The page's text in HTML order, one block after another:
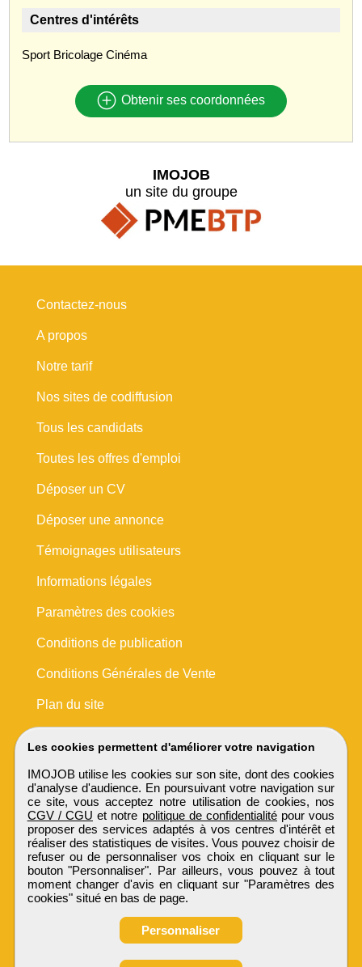
Centres d'intérêts
Sport Bricolage Cinéma
Obtenir ses coordonnées
Les cookies permettent d'améliorer votre navigation
IMOJOB utilise les cookies sur son site, dont des cookies
d'analyse d'audience. En poursuivant votre navigation sur
ce site, vous acceptez notre utilisation de cookies, nos
CGV / CGU et notre politique de confidentialité pour vous
proposer des services adaptés à vos centres d'intérêt et
réaliser des statistiques de visites. Vous pouvez choisir de
refuser ou de personnaliser vos choix en cliquant sur le
bouton "Personnaliser". Par ailleurs, vous pouvez à tout
moment changer d'avis en cliquant sur "Paramètres des
cookies" situé en bas de page.
Personnaliser
IMOJOB
un site du groupe
Contactez-nous
A propos
Notre tarif
Nos sites de codiffusion
Tous les candidats
Toutes les offres d'emploi
Déposer un CV
Déposer une annonce
Témoignages utilisateurs
Informations légales
Paramètres des cookies
Conditions de publication
Conditions Générales de Vente
Plan du site